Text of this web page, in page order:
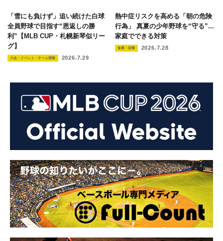
「雪にも負けず」追い続けた白球
全員野球で目指す“恩返しの勝
利”【MLB CUP・札幌新琴似リー
グ】
大会・イベント・チーム情報 2026.7.29
熱中症リスクを高める「朝の危険
行為」 真夏の少年野球を“守る”...
家庭でできる対策
食事・栄養 2026.7.28